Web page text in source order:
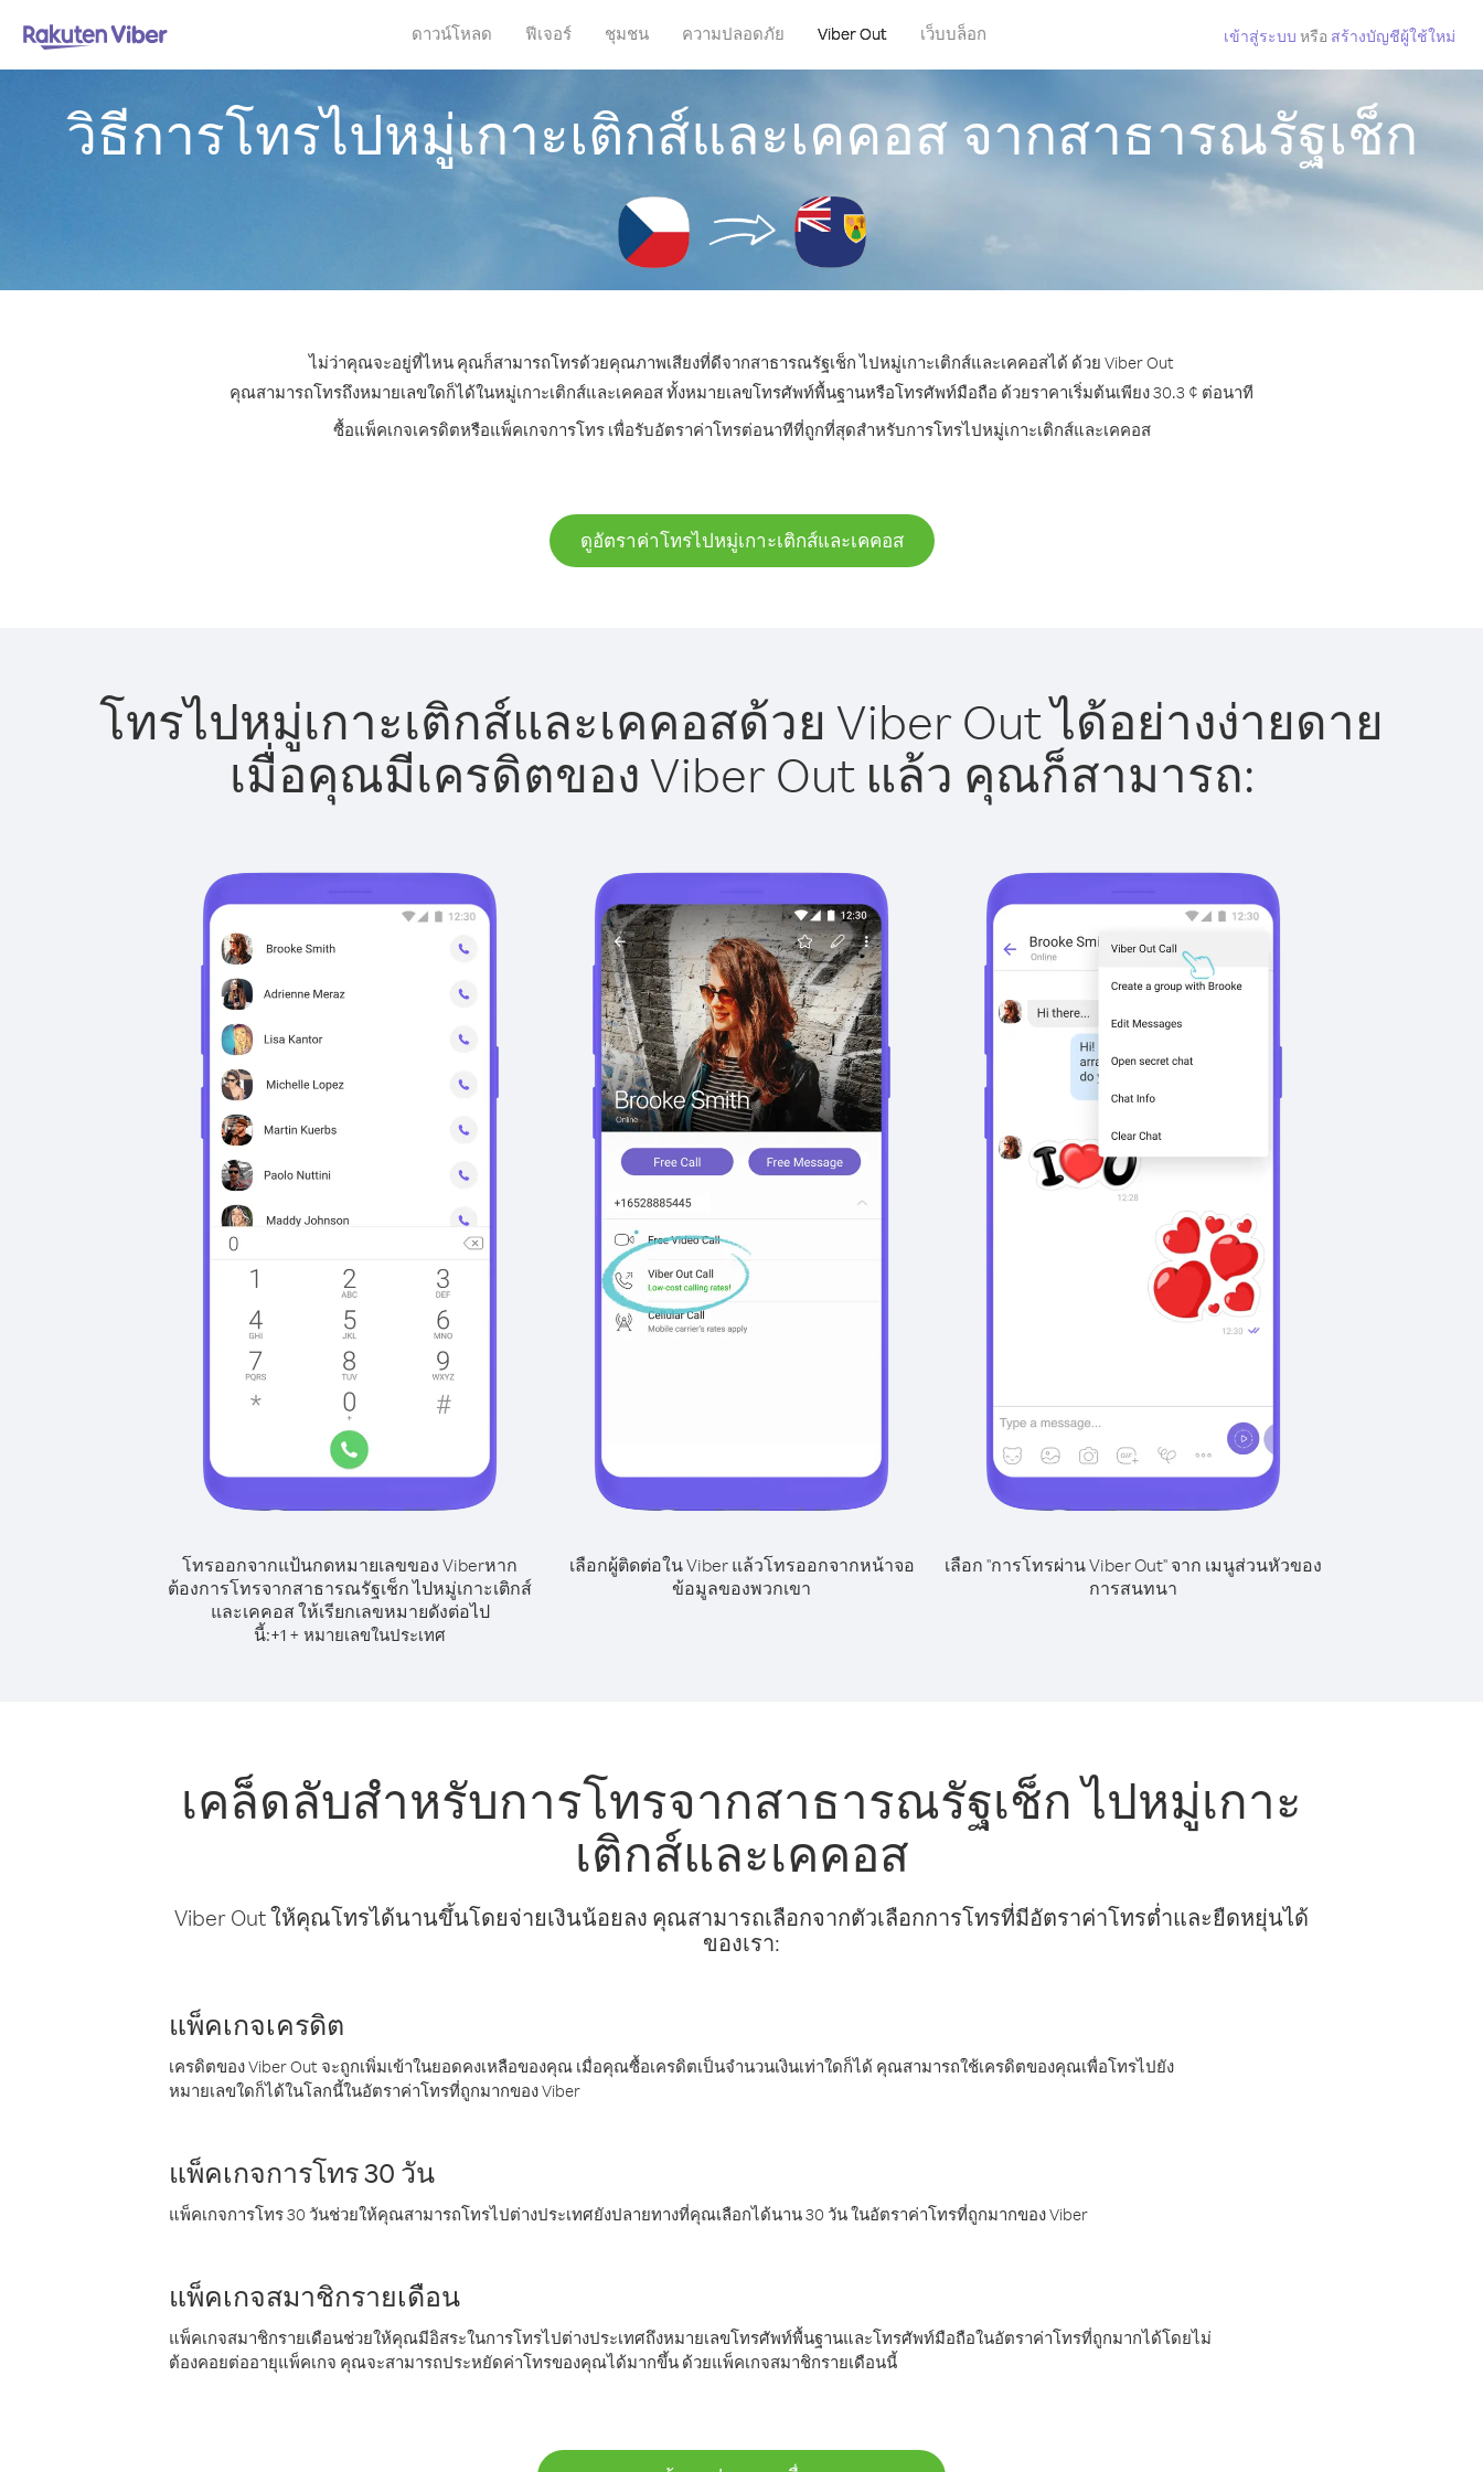
ดาวน์โหลด ฟีเจอร์ ชุมชน ความปลอดภัย Viber Out เว็บบล็อก เข้าสู่ระบบ หรือ สร้างบัญชีผู้ใช้ใหม่
วิธีการโทรไปหมู่เกาะเติกส์และเคคอส จากสาธารณรัฐเช็ก
ไม่ว่าคุณจะอยู่ที่ไหน คุณก็สามารถโทรด้วยคุณภาพเสียงที่ดีจากสาธารณรัฐเช็ก ไปหมู่เกาะเติกส์และเคคอสได้ ด้วย Viber Out
คุณสามารถโทรถึงหมายเลขใดก็ได้ในหมู่เกาะเติกส์และเคคอส ทั้งหมายเลขโทรศัพท์พื้นฐานหรือโทรศัพท์มือถือ ด้วยราคาเริ่มต้นเพียง 30.3 ¢ ต่อนาที
ซื้อแพ็คเกจเครดิตหรือแพ็คเกจการโทร เพื่อรับอัตราค่าโทรต่อนาทีที่ถูกที่สุดสำหรับการโทรไปหมู่เกาะเติกส์และเคคอส
ดูอัตราค่าโทรไปหมู่เกาะเติกส์และเคคอส
โทรไปหมู่เกาะเติกส์และเคคอสด้วย Viber Out ได้อย่างง่ายดาย
เมื่อคุณมีเครดิตของ Viber Out แล้ว คุณก็สามารถ:
โทรออกจากแป้นกดหมายเลขของ Viberหาก
ต้องการโทรจากสาธารณรัฐเช็ก ไปหมู่เกาะเติกส์
และเคคอส ให้เรียกเลขหมายดังต่อไป
นี้:+1 + หมายเลขในประเทศ
เลือกผู้ติดต่อใน Viber แล้วโทรออกจากหน้าจอ
ข้อมูลของพวกเขา
เลือก "การโทรผ่าน Viber Out" จาก เมนูส่วนหัวของ
การสนทนา
เคล็ดลับสำหรับการโทรจากสาธารณรัฐเช็ก ไปหมู่เกาะ
เติกส์และเคคอส
Viber Out ให้คุณโทรได้นานขึ้นโดยจ่ายเงินน้อยลง คุณสามารถเลือกจากตัวเลือกการโทรที่มีอัตราค่าโทรต่ำและยืดหยุ่นได้
ของเรา:
แพ็คเกจเครดิต
เครดิตของ Viber Out จะถูกเพิ่มเข้าในยอดคงเหลือของคุณ เมื่อคุณซื้อเครดิตเป็นจำนวนเงินเท่าใดก็ได้ คุณสามารถใช้เครดิตของคุณเพื่อโทรไปยัง
หมายเลขใดก็ได้ในโลกนี้ในอัตราค่าโทรที่ถูกมากของ Viber
แพ็คเกจการโทร 30 วัน
แพ็คเกจการโทร 30 วันช่วยให้คุณสามารถโทรไปต่างประเทศยังปลายทางที่คุณเลือกได้นาน 30 วัน ในอัตราค่าโทรที่ถูกมากของ Viber
แพ็คเกจสมาชิกรายเดือน
แพ็คเกจสมาชิกรายเดือนช่วยให้คุณมีอิสระในการโทรไปต่างประเทศถึงหมายเลขโทรศัพท์พื้นฐานและโทรศัพท์มือถือในอัตราค่าโทรที่ถูกมากได้โดยไม่
ต้องคอยต่ออายุแพ็คเกจ คุณจะสามารถประหยัดค่าโทรของคุณได้มากขึ้น ด้วยแพ็คเกจสมาชิกรายเดือนนี้